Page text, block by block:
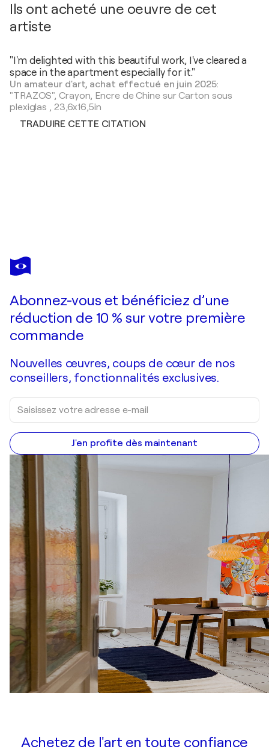
Ils ont acheté une oeuvre de cet
artiste
"I'm delighted with this beautiful work, I've cleared a
space in the apartment especially for it."
Un amateur d'art, achat effectué en juin 2025:
"TRAZOS",Crayon, Encre de Chine sur Carton sous
plexiglas , 23,6x16,5in
TRADUIRE CETTE CITATION
ANA TERMES LIS
" Recogiendo momentos"
Abonnez-vous et bénéficiez d’une
réduction de 10 % sur votre première
commande
Nouvelles œuvres, coups de cœur de nos
conseillers, fonctionnalités exclusives.
J'en profite dès maintenant
Achetez de l'art en toute confiance